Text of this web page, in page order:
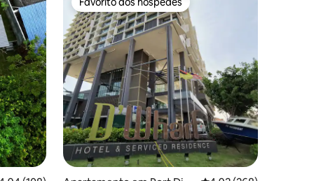
Favorito dos hóspedes